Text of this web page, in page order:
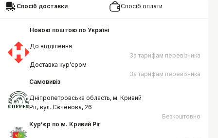
Спосіб доставки Спосіб оплати
Новою поштою по Україні
До відділення
За тарифам перевізника
Доставка курʼєром
За тарифам перевізника
Самовивіз
Дніпропетровська область, м. Кривий
Ріг, вул. Сєченова, 26
Безкоштовно
Курʼєр по м. Кривий Ріг